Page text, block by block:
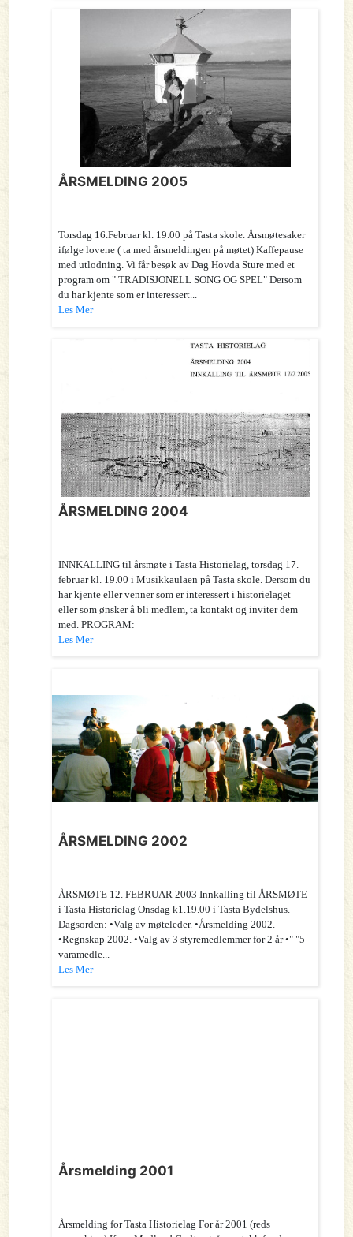
ÅRSMELDING 2005
Torsdag 16.Februar kl. 19.00 på Tasta skole. Årsmøtesaker
ifølge lovene ( ta med årsmeldingen på møtet) Kaffepause
med utlodning. Vi får besøk av Dag Hovda Sture med et
program om " TRADISJONELL SONG OG SPEL" Dersom
du har kjente som er interessert...
Les Mer
ÅRSMELDING 2004
INNKALLING til årsmøte i Tasta Historielag, torsdag 17.
februar kl. 19.00 i Musikkaulaen på Tasta skole. Dersom du
har kjente eller venner som er interessert i historielaget
eller som ønsker å bli medlem, ta kontakt og inviter dem
med. PROGRAM:
Les Mer
ÅRSMELDING 2002
ÅRSMØTE 12. FEBRUAR 2003 Innkalling til ÅRSMØTE
i Tasta Historielag Onsdag k1.19.00 i Tasta Bydelshus.
Dagsorden: •Valg av møteleder. •Årsmelding 2002.
•Regnskap 2002. •Valg av 3 styremedlemmer for 2 år •" "5
varamedle...
Les Mer
Årsmelding 2001
Årsmelding for Tasta Historielag For år 2001 (reds